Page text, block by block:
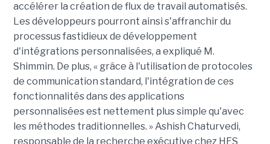
accélérer la création de flux de travail automatisés.
Les développeurs pourront ainsi s'affranchir du
processus fastidieux de développement
d'intégrations personnalisées, a expliqué M.
Shimmin. De plus, « grâce à l'utilisation de protocoles
de communication standard, l'intégration de ces
fonctionnalités dans des applications
personnalisées est nettement plus simple qu'avec
les méthodes traditionnelles. » Ashish Chaturvedi,
responsable de la recherche exécutive chez HFS